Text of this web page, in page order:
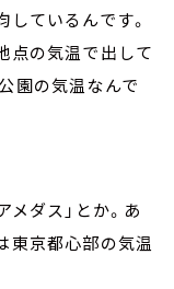
ているんです。
点の気温で出して
園の気温なんで
メダス」とか。あ
東京都心部の気温